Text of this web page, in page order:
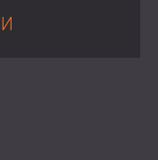
НА
ПОМЕЩЕНИЯ
НА